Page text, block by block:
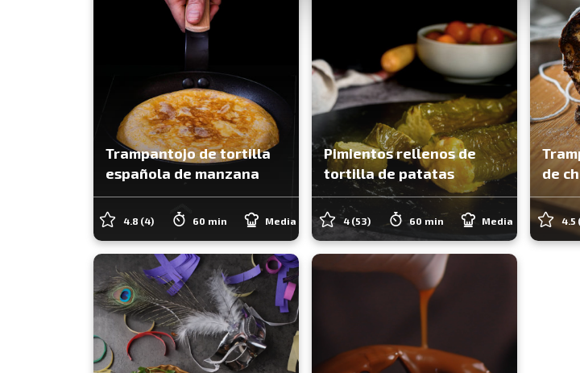
Trampantojo de tortilla
española de manzana
4.8 (4) 60 min Media
Pimientos rellenos de
tortilla de patatas
4 (53) 60 min Media
de
4.5